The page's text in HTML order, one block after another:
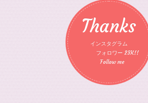
Thanks
インスタグラム
フォロワー 23K!!
Follow me